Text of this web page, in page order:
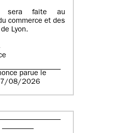
sera faite au
commerce et des
Lyon.
parue le
08/2026